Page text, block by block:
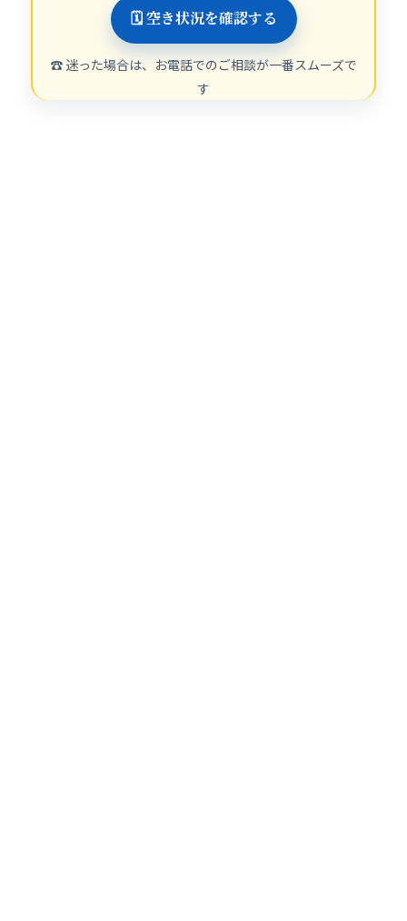
🗓 空き状況を確認する
☎ 迷った場合は、お電話でのご相談が一番スムーズで
す